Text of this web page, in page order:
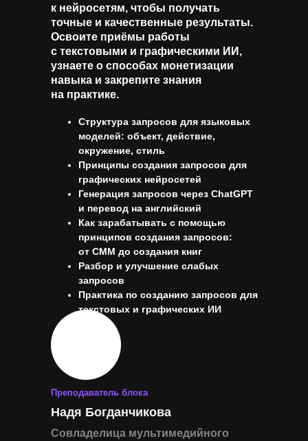
Надя Богданчикова
Совладелица мультимедийного
Преподаватель блока
к нейросетям, чтобы получать
точные и качественные результаты.
Освоите приёмы работы
с текстовыми и графическими ИИ,
узнаете о способах монетизации
навыка и закрепите знания
на практике.
Структура запросов для языковых
моделей: объект, действие,
окружение, стиль
Принципы создания запросов для
графических нейросетей
Генерация запросов через ChatGPT
и перевод на английский
Как зарабатывать с помощью
принципов создания запросов:
от СММ до создания книг
Разбор и улучшение слабых
запросов
Практика по созданию запросов для
текстовых и графических ИИ